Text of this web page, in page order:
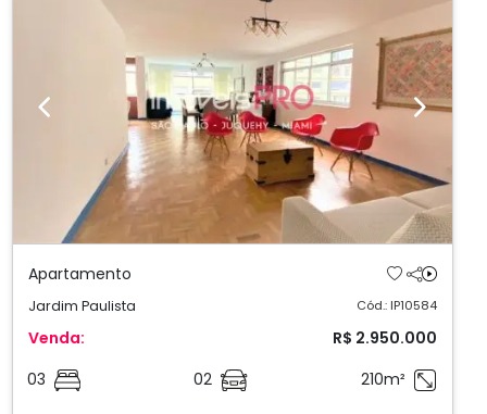
Previous Next
Apartamento
Jardim Paulista Cód.: IP10584
Venda:
R$ 2.950.000
03
02 210m²